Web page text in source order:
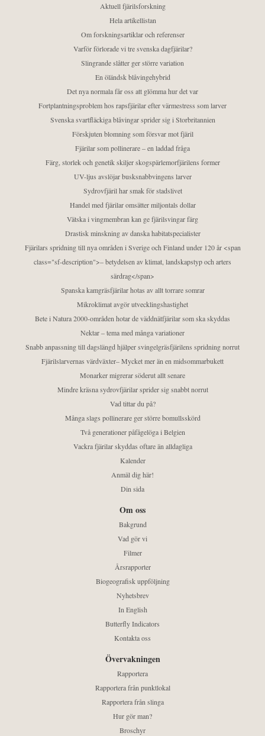
Aktuell fjärilsforskning
Hela artikellistan
Om forskningsartiklar och referenser
Varför förlorade vi tre svenska dagfjärilar?
Slingrande slåtter ger större variation
En öländsk blåvingehybrid
Det nya normala får oss att glömma hur det var
Fortplantningsproblem hos rapsfjärilar efter värmestress som larver
Svenska svartfläckiga blåvingar sprider sig i Storbritannien
Förskjuten blomning som försvar mot fjäril
Fjärilar som pollinerare – en laddad fråga
Färg, storlek och genetik skiljer skogspärlemorfjärilens former
UV-ljus avslöjar busksnabbvingens larver
Sydrovfjäril har smak för stadslivet
Handel med fjärilar omsätter miljontals dollar
Vätska i vingmembran kan ge fjärilsvingar färg
Drastisk minskning av danska habitatspecialister
Fjärilars spridning till nya områden i Sverige och Finland under 120 år <span
class="sf-description">– betydelsen av klimat, landskapstyp och arters
särdrag</span>
Spanska kamgräsfjärilar hotas av allt torrare somrar
Mikroklimat avgör utvecklingshastighet
Bete i Natura 2000-områden hotar de väddnätfjärilar som ska skyddas
Nektar – tema med många variationer
Snabb anpassning till dagslängd hjälper svingelgräsfjärilens spridning norrut
Fjärilslarvernas värdväxter– Mycket mer än en midsommarbukett
Monarker migrerar söderut allt senare
Mindre kräsna sydrovfjärilar sprider sig snabbt norrut
Vad tittar du på?
Många slags pollinerare ger större bomullsskörd
Två generationer påfågelöga i Belgien
Vackra fjärilar skyddas oftare än alldagliga
Kalender
Anmäl dig här!
Din sida
Om oss
Bakgrund
Vad gör vi
Filmer
Årsrapporter
Biogeografisk uppföljning
Nyhetsbrev
In English
Butterfly Indicators
Kontakta oss
Övervakningen
Rapportera
Rapportera från punktlokal
Rapportera från slinga
Hur gör man?
Broschyr